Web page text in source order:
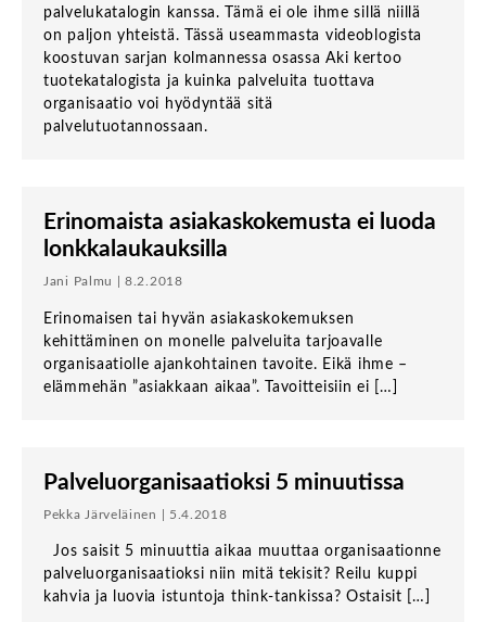
palvelukatalogin kanssa. Tämä ei ole ihme sillä niillä
on paljon yhteistä. Tässä useammasta videoblogista
koostuvan sarjan kolmannessa osassa Aki kertoo
tuotekatalogista ja kuinka palveluita tuottava
organisaatio voi hyödyntää sitä
palvelutuotannossaan.
Erinomaista asiakaskokemusta ei luoda
lonkkalaukauksilla
Jani Palmu | 8.2.2018
Erinomaisen tai hyvän asiakaskokemuksen
kehittäminen on monelle palveluita tarjoavalle
organisaatiolle ajankohtainen tavoite. Eikä ihme –
elämmehän ”asiakkaan aikaa”. Tavoitteisiin ei […]
Palveluorganisaatioksi 5 minuutissa
Pekka Järveläinen | 5.4.2018
Jos saisit 5 minuuttia aikaa muuttaa organisaationne
palveluorganisaatioksi niin mitä tekisit? Reilu kuppi
kahvia ja luovia istuntoja think-tankissa? Ostaisit […]